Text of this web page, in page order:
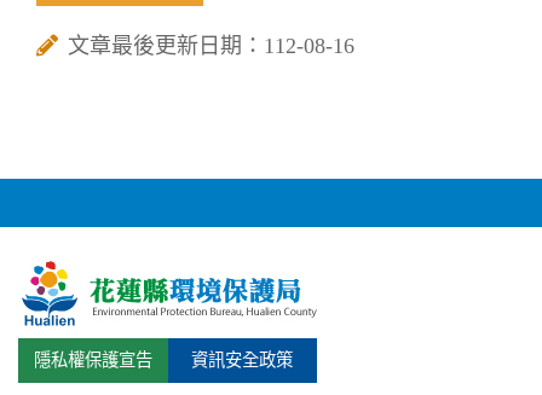
文章最後更新日期：112-08-16
隱私權保護宣告 資訊安全政策